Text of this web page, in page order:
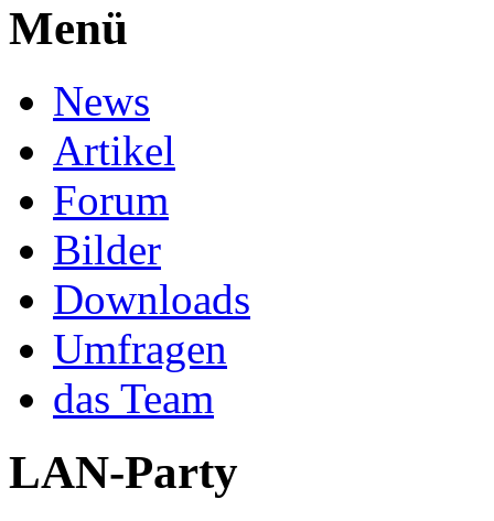
Menü
News
Artikel
Forum
Bilder
Downloads
Umfragen
das Team
LAN-Party